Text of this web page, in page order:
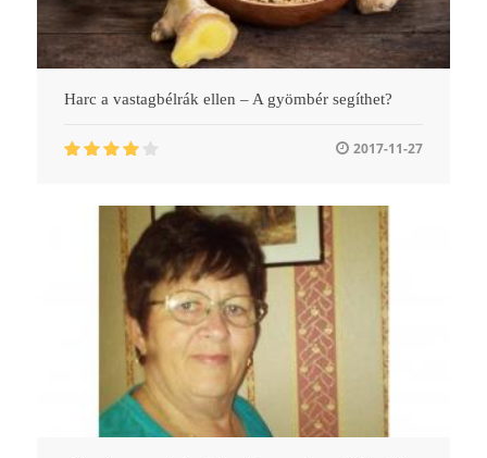
Harc a vastagbélrák ellen – A gyömbér segíthet?
2017-11-27